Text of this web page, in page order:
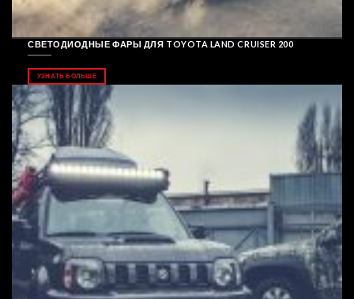
СВЕТОДИОДНЫЕ ФАРЫ ДЛЯ TOYOTA LAND CRUISER 200
УЗНАТЬ БОЛЬШЕ